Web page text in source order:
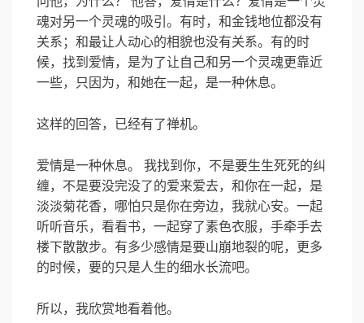
魂对另一个灵魂的吸引。有时，和金钱地位都没有
关系；和最让人动心的相貌也没有关系。有的时
候，找到爱情，是为了让自己和另一个灵魂更靠近
一些，只因为，和她在一起，是一种休息。
这样的回答，已经有了禅机。
爱情是一种休息。 我找到你，不是要生生死死的纠
缠，不是要没完没了的爱来爱去，和你在一起，是
淡淡菊花香，哪怕只是你在旁边，我就心安。一起
听听音乐，看看书，一起穿了素色衣服，手牵手去
楼下散散步。有多少感情是要山崩地裂的呢，更多
的时候，要的只是人生的细水长流吧。
所以，我欣赏地看着他。